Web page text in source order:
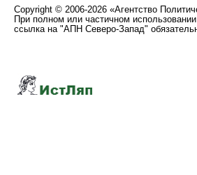
Copyright © 2006-2026 «Агентство
При полном или частичном
ссылка на "АПН Северо-Запад"